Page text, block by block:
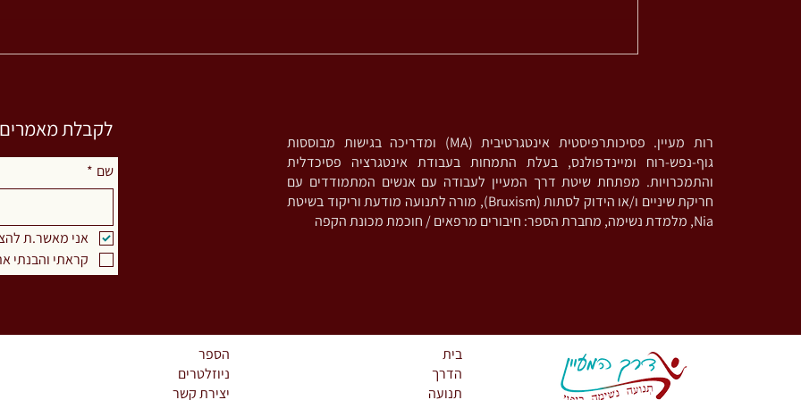
לקבלת מאמרים
שם *
אני מאשר.ת
קראתי והבנתי
רות מעיין. פסיכותרפיסטית אינטגרטיבית (MA) ומדריכה בגישות מבוססות
גוף-נפש-רוח ומיינדפולנס, בעלת התמחות בעבודת אינטגרציה פסיכדלית
והתמכרויות. מפתחת שיטת דרך המעיין לעבודה עם אנשים המתמודדים עם
חריקת שיניים ו/או הידוק לסתות (Bruxism), מורה לתנועה מודעת וריקוד בשיטת
Nia, מלמדת נשימה, מחברת הספר: חיבורים מרפאים / חוכמת מכונת הקפה
הספר
ניוזלטרים
יצירת קשר
בית
הדרך
תנועה